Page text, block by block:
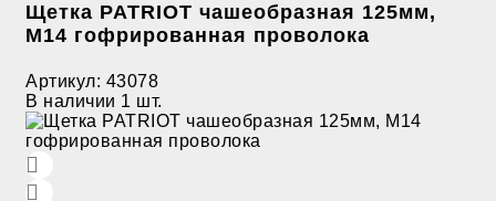
Щетка PATRIOT чашеобразная 125мм,
М14 гофрированная проволока
Артикул: 43078
В наличии 1 шт.